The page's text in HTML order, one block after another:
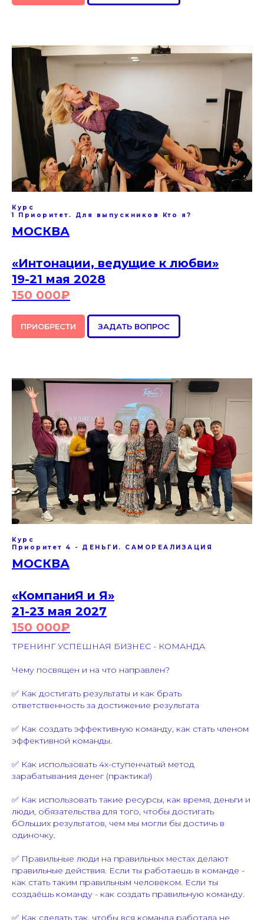
Курс
1 Приоритет. Для выпускников Кто я?
МОСКВА
«Интонации, ведущие к любви»
19-21 мая 2028
150 000₽
ПРИОБРЕСТИ ЗАДАТЬ ВОПРОС
Курс
Приоритет 4 - ДЕНЬГИ. САМОРЕАЛИЗАЦИЯ
МОСКВА
«КомпаниЯ и Я»
21-23 мая 2027
150 000₽
ТРЕНИНГ УСПЕШНАЯ БИЗНЕС - КОМАНДА
Чему посвящен и на что направлен?
✅ Как достигать результаты и как брать
ответственность за достижение результата
✅ Как создать эффективную команду, как стать членом
эффективной команды.
✅ Как использовать 4х-ступенчатый метод
зарабатывания денег (практика!)
✅ Как использовать такие ресурсы, как время, деньги и
люди, обязательства для того, чтобы достигать
бОльших результатов, чем мы могли бы достичь в
одиночку.
✅ Правильные люди на правильных местах делают
правильные действия. Если ты работаешь в команде -
как стать таким правильным человеком. Если ты
создаёшь команду - как создать правильную команду.
✅ Как сделать так, чтобы вся команда работала не